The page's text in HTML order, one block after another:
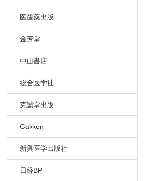
医歯薬出版
金芳堂
中山書店
総合医学社
克誠堂出版
Gakken
新興医学出版社
日経BP